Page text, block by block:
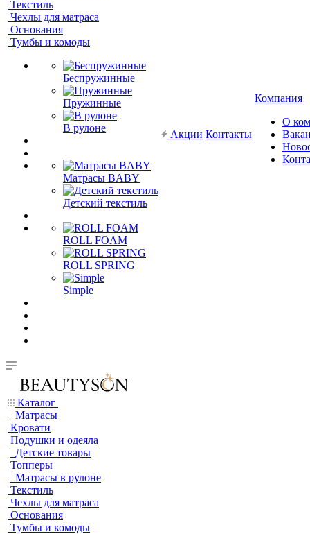
Текстиль
Чехлы для матраса
Основания
Тумбы и комоды
Беспружинные
Пружинные
В рулоне
Матрасы BABY
Детский текстиль
ROLL FOAM
ROLL SPRING
Simple
Акции Контакты
Компания
О
Каталог
Матрасы
Кровати
Подушки и одеяла
Детские товары
Топперы
Матрасы в рулоне
Текстиль
Чехлы для матраса
Основания
Тумбы и комоды